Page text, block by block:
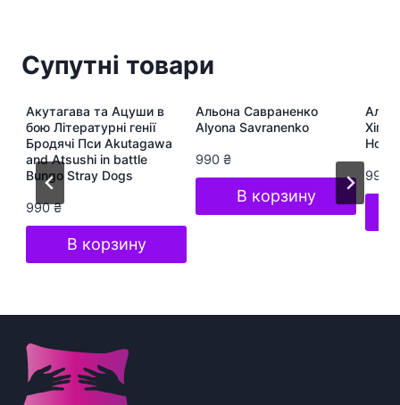
Супутні товари
Акутагава та Ацуши в
бою Літературні генії
Бродячі Пси Akutagawa
and Atsushi in battle
Bungo Stray Dogs
990₴
В корзину
Альона Савраненко
Alyona Savranenko
990 ₴
В корзину
Хіп-
Hop
990